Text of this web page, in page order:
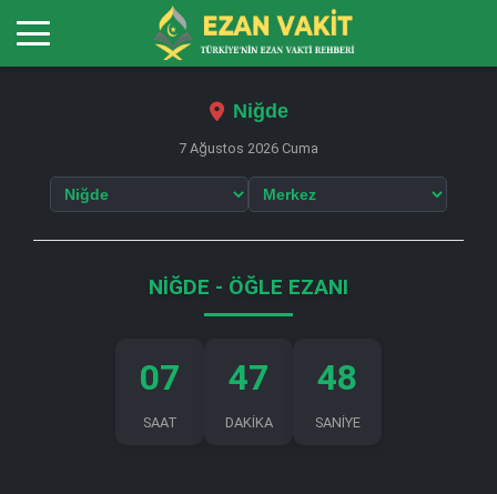
Niğde
7 Ağustos 2026 Cuma
NIĞDE - ÖĞLE EZANI
07
SAAT
47
DAKİKA
47
SANİYE